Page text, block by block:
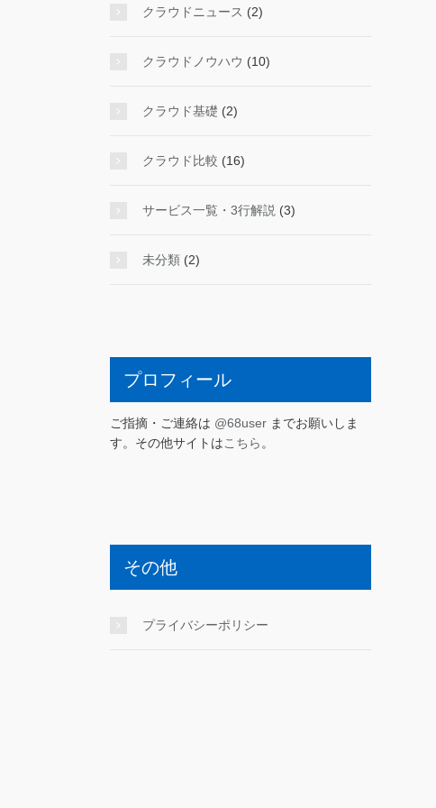
クラウドニュース (2)
クラウドノウハウ (10)
クラウド基礎 (2)
クラウド比較 (16)
サービス一覧・3行解説 (3)
未分類 (2)
プロフィール
ご指摘・ご連絡は @68user までお願いしま
す。その他サイトはこちら 。
その他
プライバシーポリシー